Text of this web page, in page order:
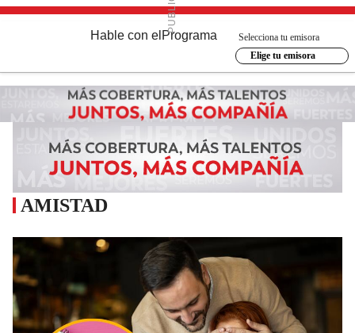
Hable con el Programa
Selecciona tu emisora
Elige tu emisora
AMISTAD